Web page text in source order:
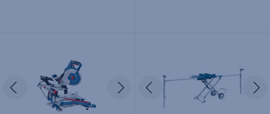
Edellinen SeuraavaEdellinen